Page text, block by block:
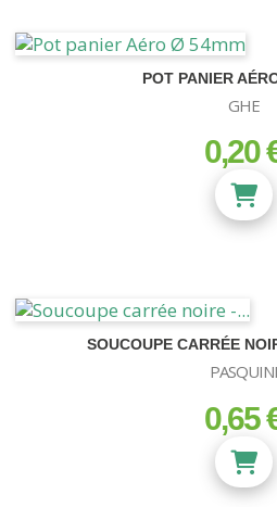
POT PANIER
GHE
prix
0,20
SOUCOUPE CARRÉE
PASQUINI
prix
0,65